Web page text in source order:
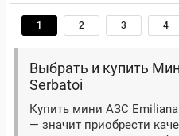
1 2 3 4
Выбрать и купить
Serbatoi
Купить мини АЗС
— значит приобрести